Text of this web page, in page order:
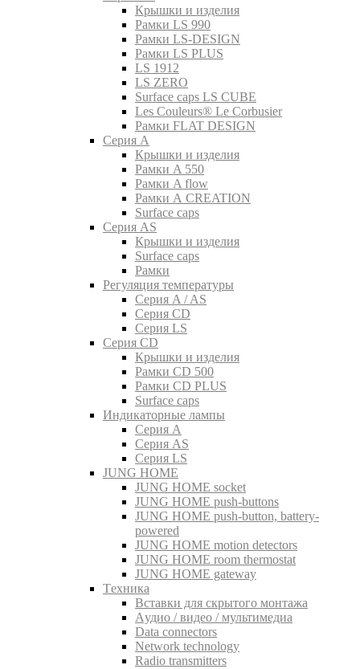
Крышки и изделия
Рамки LS 990
Рамки LS-DESIGN
Рамки LS PLUS
LS 1912
LS ZERO
Surface caps LS CUBE
Les Couleurs® Le Corbusier
Рамки FLAT DESIGN
Серия A
Крышки и изделия
Рамки A 550
Рамки A flow
Рамки A CREATION
Surface caps
Серия AS
Крышки и изделия
Surface caps
Рамки
Регуляция температуры
Серия A / AS
Серия CD
Серия LS
Серия CD
Крышки и изделия
Рамки CD 500
Рамки CD PLUS
Surface caps
Индикаторные лампы
Серия A
Серия AS
Серия LS
JUNG HOME
JUNG HOME socket
JUNG HOME push-buttons
JUNG HOME push-button, battery-
powered
JUNG HOME motion detectors
JUNG HOME room thermostat
JUNG HOME gateway
Tехника
Вставки для скрытого монтажа
Aудио / видео / мультимедиа
Data connectors
Network technology
Radio transmitters